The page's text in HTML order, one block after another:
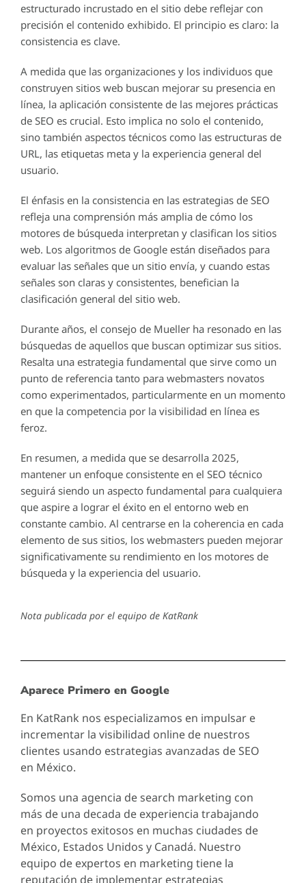
estructurado incrustado en el sitio debe reflejar con
precisión el contenido exhibido. El principio es claro: la
consistencia es clave.
A medida que las organizaciones y los individuos que
construyen sitios web buscan mejorar su presencia en
línea, la aplicación consistente de las mejores prácticas
de SEO es crucial. Esto implica no solo el contenido,
sino también aspectos técnicos como las estructuras de
URL, las etiquetas meta y la experiencia general del
usuario.
El énfasis en la consistencia en las estrategias de SEO
refleja una comprensión más amplia de cómo los
motores de búsqueda interpretan y clasifican los sitios
web. Los algoritmos de Google están diseñados para
evaluar las señales que un sitio envía, y cuando estas
señales son claras y consistentes, benefician la
clasificación general del sitio web.
Durante años, el consejo de Mueller ha resonado en las
búsquedas de aquellos que buscan optimizar sus sitios.
Resalta una estrategia fundamental que sirve como un
punto de referencia tanto para webmasters novatos
como experimentados, particularmente en un momento
en que la competencia por la visibilidad en línea es
feroz.
En resumen, a medida que se desarrolla 2025,
mantener un enfoque consistente en el SEO técnico
seguirá siendo un aspecto fundamental para cualquiera
que aspire a lograr el éxito en el entorno web en
constante cambio. Al centrarse en la coherencia en cada
elemento de sus sitios, los webmasters pueden mejorar
significativamente su rendimiento en los motores de
búsqueda y la experiencia del usuario.
Nota publicada por el equipo de KatRank
Aparece Primero en Google
En KatRank nos especializamos en impulsar e
incrementar la visibilidad online de nuestros
clientes usando estrategias avanzadas de SEO
en México.
Somos una agencia de search marketing con
más de una decada de experiencia trabajando
en proyectos exitosos en muchas ciudades de
México, Estados Unidos y Canadá. Nuestro
equipo de expertos en marketing tiene la
reputación de implementar estrategias